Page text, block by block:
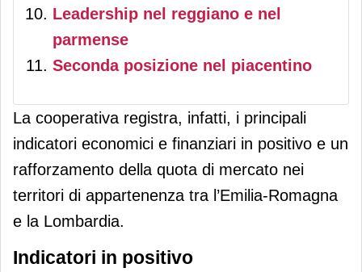
Leadership nel reggiano e nel
parmense
Seconda posizione nel piacentino
La cooperativa registra, infatti, i principali
indicatori economici e finanziari in positivo e un
rafforzamento della quota di mercato nei
territori di appartenenza tra l’Emilia-Romagna
e la Lombardia.
Indicatori in positivo